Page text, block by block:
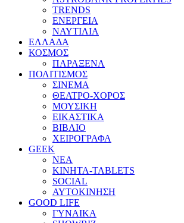
TRENDS
ΕΝΕΡΓΕΙΑ
ΝΑΥΤΙΛΙΑ
ΕΛΛΑΔΑ
ΚΟΣΜΟΣ
ΠΑΡΑΞΕΝΑ
ΠΟΛΙΤΙΣΜΟΣ
ΣΙΝΕΜΑ
ΘΕΑΤΡΟ-ΧΟΡΟΣ
ΜΟΥΣΙΚΗ
ΕΙΚΑΣΤΙΚΑ
ΒΙΒΛΙΟ
ΧΕΙΡΟΓΡΑΦΑ
GEEK
ΝΕΑ
ΚΙΝΗΤΑ-TABLETS
SOCIAL
ΑΥΤΟΚΙΝΗΣΗ
GOOD LIFE
ΓΥΝΑΙΚΑ